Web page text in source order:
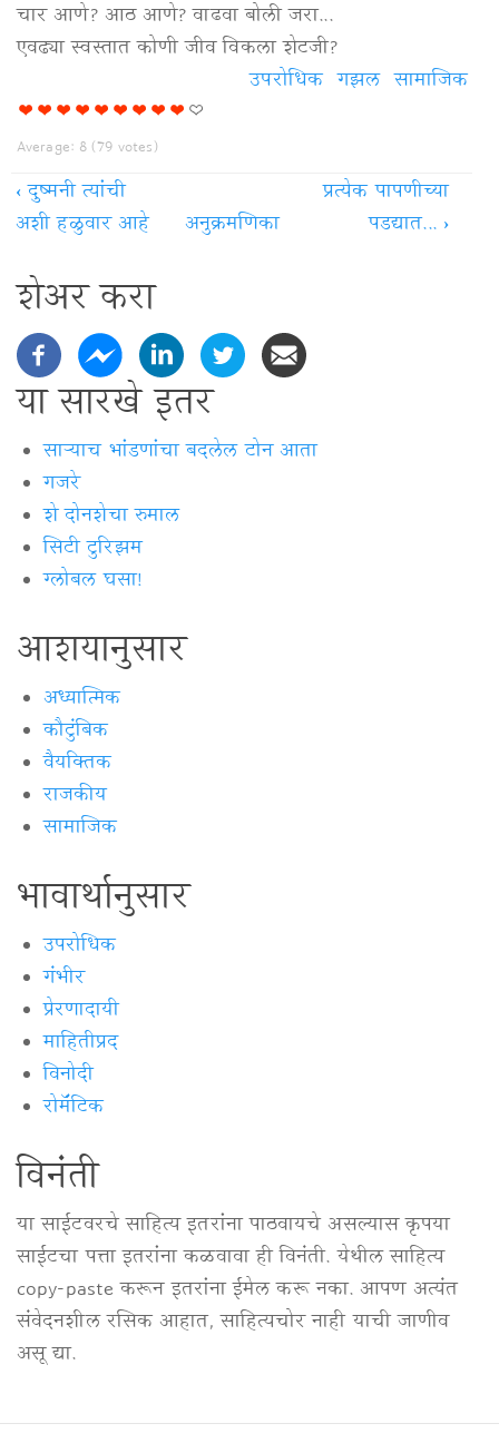
चार आणे? आठ आणे? वाढवा बोली जरा...
एवढ्या स्वस्तात कोणी जीव विकला शेटजी?
सामाजिक
गझल
उपरोधिक
Average: 8(79 votes)
‹दुष्मनी त्यांची
अशी हळुवार आहे
अनुक्रमणिका
प्रत्येक पापणीच्या
पडद्यात... ›
शेअर करा
या सारखे इतर
साऱ्याच भांडणांचा बदलेल टोन आता
गजरे
शे दोनशेचा रुमाल
सिटी टुरिझम
ग्लोबल घसा!
आशयानुसार
अध्यात्मिक
कौटुंबिक
वैयक्‍तिक
राजकीय
सामाजिक
भावार्थानुसार
उपरोधिक
गंभीर
प्रेरणादायी
माहितीप्रद
विनोदी
रोमॅंटिक
विनंती
या साईटवरचे साहित्य इतरांना पाठवायचे असल्यास कृपया
साईटचा पत्ता इतरांना कळवावा ही विनंती. येथील साहित्य
copy-paste करून इतरांना ईमेल करू नका. आपण अत्यंत
संवेदनशील रसिक आहात, साहित्यचोर नाही याची जाणीव
असू द्या.